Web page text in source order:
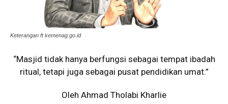
Keterangan ft kemenag.go.id
“Masjid tidak hanya berfungsi sebagai tempat ibadah
ritual, tetapi juga sebagai pusat pendidikan umat.”
Oleh Ahmad Tholabi Kharlie